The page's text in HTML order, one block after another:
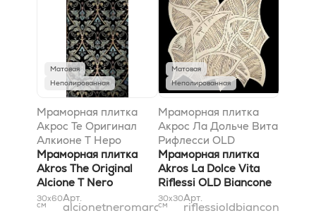
Матовая
Неполированная
Мраморная плитка
Акрос Те Оригинал
Алкионе T Неро
Марквиниа Сильвер
30,5x61
Мраморная плитка
Akros The Original
Alcione T Nero
Marquinia Silver
30,5x61
30x60
см
Арт.
alcionetneromarquiniasilver
Матовая
Неполированная
Мраморная плитка
Акрос Ла Дольче Вита
Рифлесси OLD
Бьянконе 29x29
Мраморная плитка
Akros La Dolce Vita
Riflessi OLD Biancone
29x29
30x30
см
Арт.